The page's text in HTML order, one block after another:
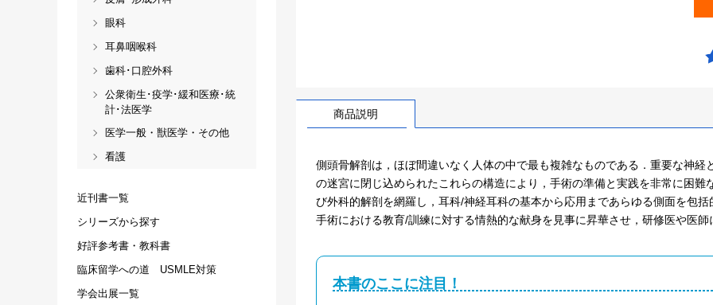
商品説明
側頭骨解剖は，ほぼ間違いなく人体の中で最も複雑なものである．重要な神
の迷宮に閉じ込められたこれらの構造により，手術の準備と実践を非常に困
び外科的解剖を網羅し，耳科/神経耳科の基本から応用まであらゆる側面を包
手術における教育/訓練に対する情熱的な献身を見事に昇華させ，研修医や医
本書のここに注目！
眼科
耳鼻咽喉科
歯科･口腔外科
公衆衛生･疫学･緩和医療･統
計･法医学
医学一般・獣医学・その他
看護
近刊書一覧
シリーズから探す
好評参考書・教科書
臨床留学への道 USMLE対策
学会出展一覧